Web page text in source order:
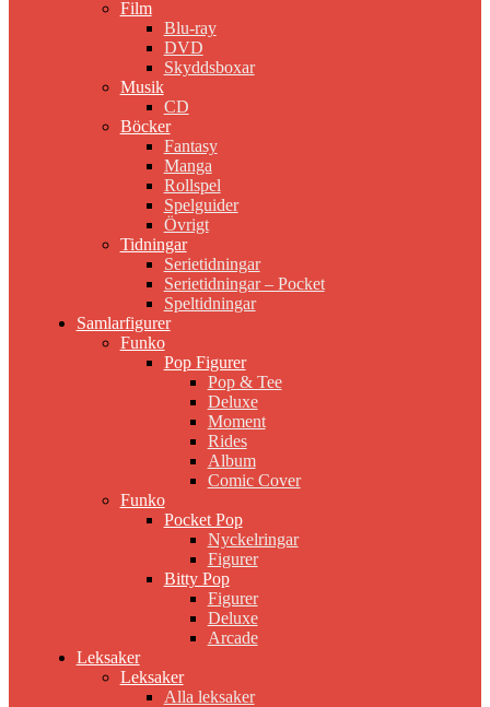
Film
Blu-ray
DVD
Skyddsboxar
Musik
CD
Böcker
Fantasy
Manga
Rollspel
Spelguider
Övrigt
Tidningar
Serietidningar
Serietidningar – Pocket
Speltidningar
Samlarfigurer
Funko
Pop Figurer
Pop & Tee
Deluxe
Moment
Rides
Album
Comic Cover
Funko
Pocket Pop
Nyckelringar
Figurer
Bitty Pop
Figurer
Deluxe
Arcade
Leksaker
Leksaker
Alla leksaker